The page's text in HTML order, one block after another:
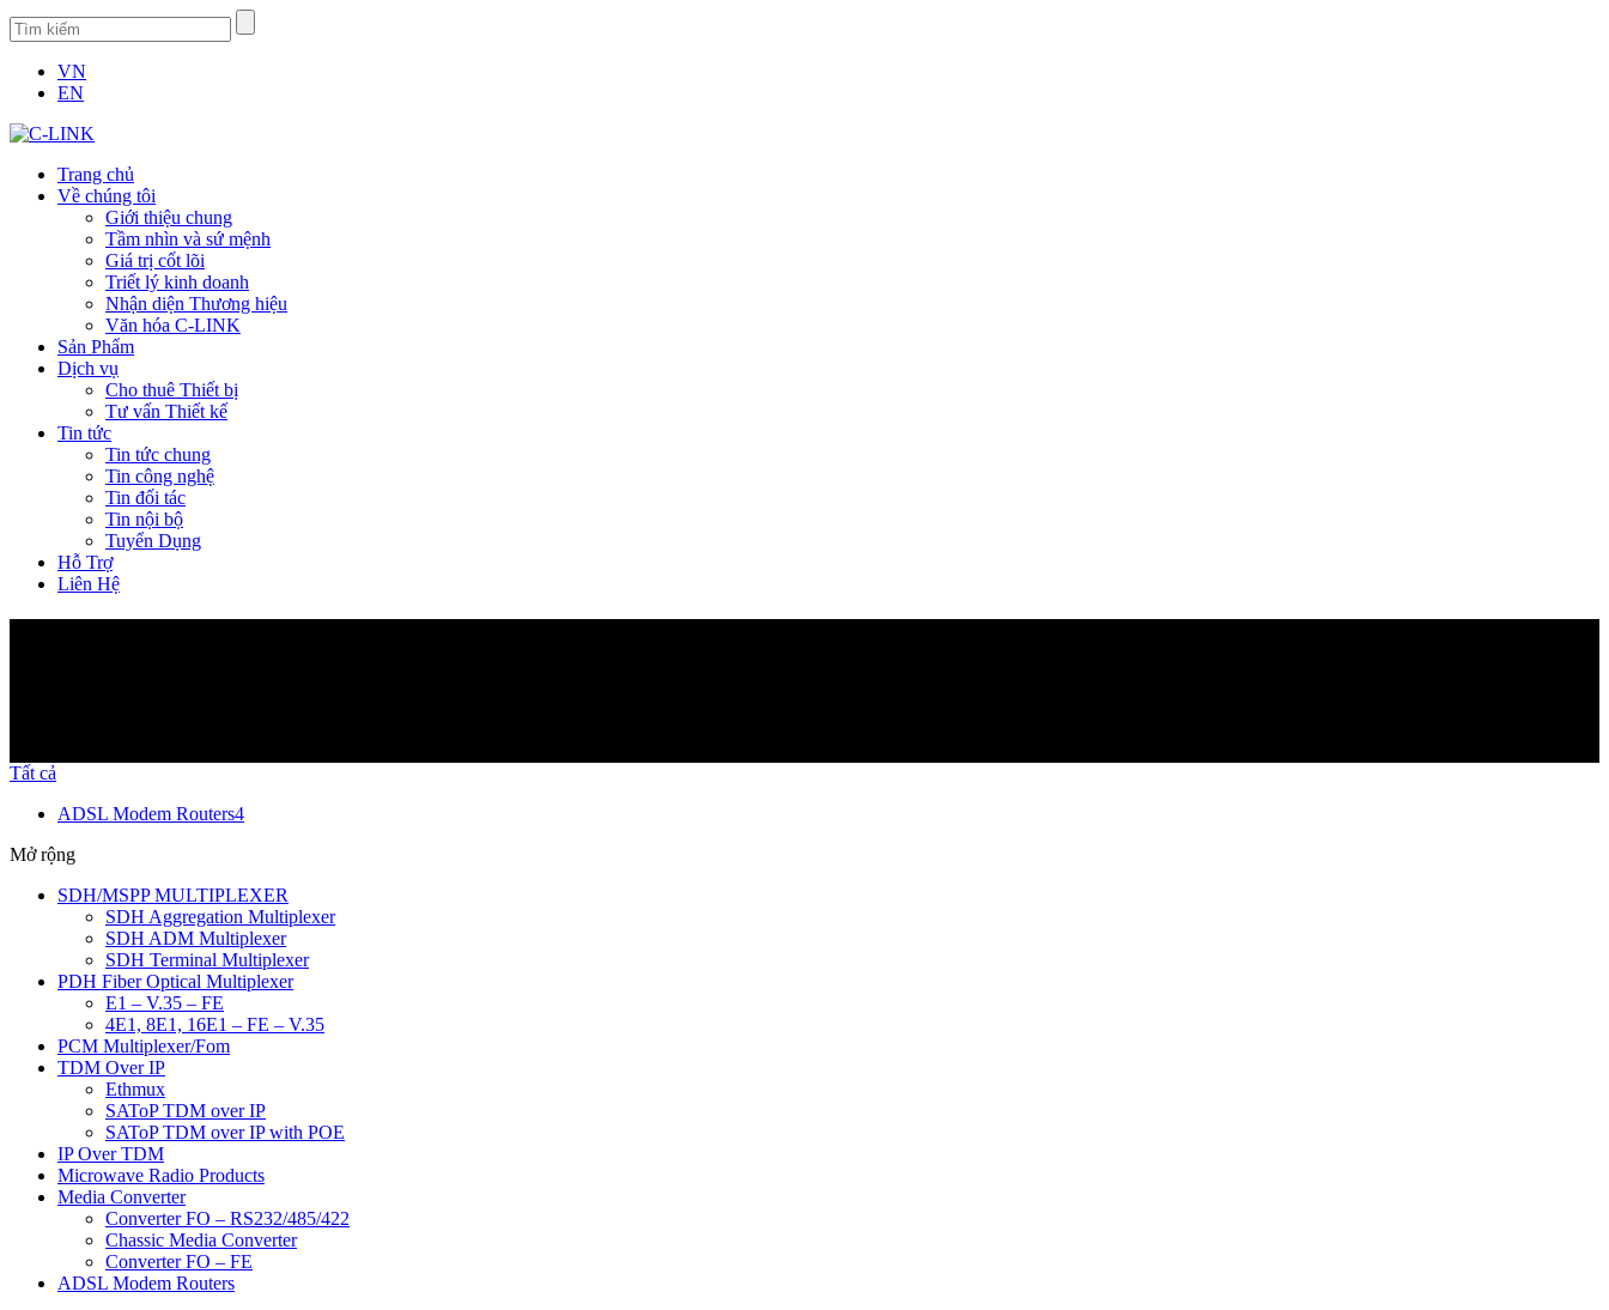
VN
EN
Trang chủ
Về chúng tôi
Giới thiệu chung
Tầm nhìn và sứ mệnh
Giá trị cốt lõi
Triết lý kinh doanh
Nhận diện Thương hiệu
Văn hóa C-LINK
Sản Phẩm
Dịch vụ
Cho thuê Thiết bị
Tư vấn Thiết kế
Tin tức
Tin tức chung
Tin công nghệ
Tin đối tác
Tin nội bộ
Tuyển Dụng
Hỗ Trợ
Liên Hệ
Tất cả
ADSL Modem Routers4
Mở rộng
SDH/MSPP MULTIPLEXER
SDH Aggregation Multiplexer
SDH ADM Multiplexer
SDH Terminal Multiplexer
PDH Fiber Optical Multiplexer
E1 – V.35 – FE
4E1, 8E1, 16E1 – FE – V.35
PCM Multiplexer/Fom
TDM Over IP
Ethmux
SAToP TDM over IP
SAToP TDM over IP with POE
IP Over TDM
Microwave Radio Products
Media Converter
Converter FO – RS232/485/422
Chassic Media Converter
Converter FO – FE
ADSL Modem Routers